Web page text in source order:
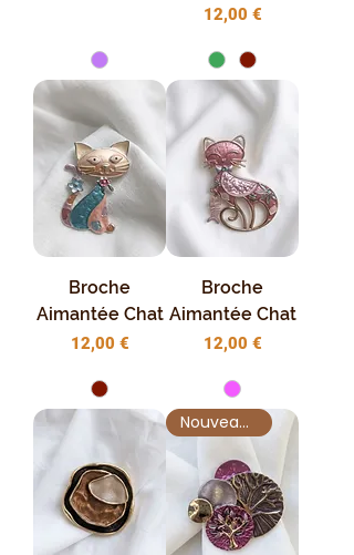
Prix
12,00 €
Broche
Aimantée Chat
Prix
12,00 €
Broche
Aimantée Chat
Prix
12,00 €
Nouveauté !